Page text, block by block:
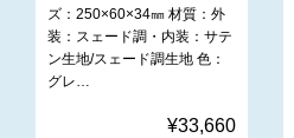
ズ：250×60×34㎜ 材質：外
装：スェード調・内装：サテ
ン生地/スェード調生地 色：
グレ…
¥33,660